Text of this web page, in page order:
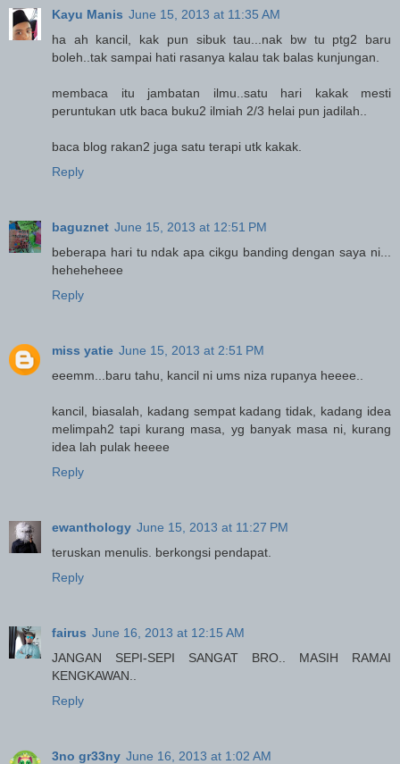
Kayu Manis June 15, 2013 at 11:35 AM
ha ah kancil, kak pun sibuk tau...nak bw tu ptg2 baru
boleh..tak sampai hati rasanya kalau tak balas kunjungan.
membaca itu jambatan ilmu..satu hari kakak mesti
peruntukan utk baca buku2 ilmiah 2/3 helai pun jadilah..
baca blog rakan2 juga satu terapi utk kakak.
Reply
baguznet June 15, 2013 at 12:51 PM
beberapa hari tu ndak apa cikgu banding dengan saya ni...
heheheheee
Reply
miss yatie June 15, 2013 at 2:51 PM
eeemm...baru tahu, kancil ni ums niza rupanya heeee..
kancil, biasalah, kadang sempat kadang tidak, kadang idea
melimpah2 tapi kurang masa, yg banyak masa ni, kurang
idea lah pulak heeee
Reply
ewanthology June 15, 2013 at 11:27 PM
teruskan menulis. berkongsi pendapat.
Reply
fairus June 16, 2013 at 12:15 AM
JANGAN SEPI-SEPI SANGAT BRO.. MASIH RAMAI
KENGKAWAN..
Reply
3no gr33ny June 16, 2013 at 1:02 AM